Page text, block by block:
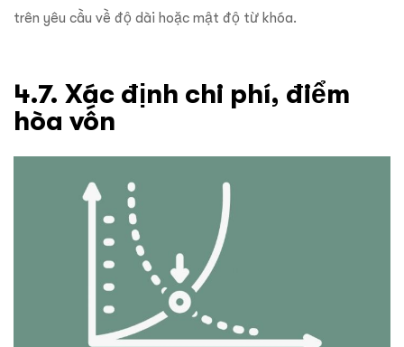
trên yêu cầu về độ dài hoặc mật độ từ khóa.
4.7. Xác định chi phí, điểm
hòa vốn